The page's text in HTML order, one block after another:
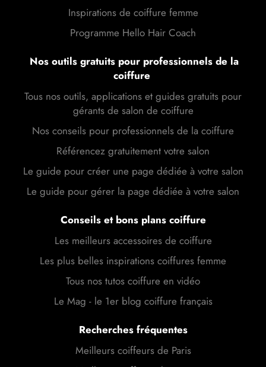
Inspirations de coiffure femme
Programme Hello Hair Coach
Nos outils gratuits pour professionnels de la
coiffure
Tous nos outils, applications et guides gratuits pour
gérants de salon de coiffure
Nos conseils pour professionnels de la coiffure
Référencez gratuitement votre salon
Le guide pour créer une page dédiée à votre salon
Le guide pour gérer la page dédiée à votre salon
Conseils et bons plans coiffure
Les meilleurs accessoires de coiffure
Les plus belles inspirations coiffures femme
Tous nos tutos coiffure en vidéo
Le Mag - le 1er blog coiffure français
Recherches fréquentes
Meilleurs coiffeurs de Paris